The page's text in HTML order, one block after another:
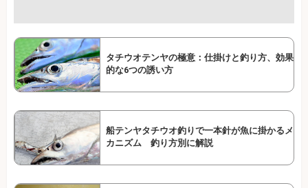
タチウオテンヤの極意：仕掛けと釣り方、効果
的な6つの誘い方
船テンヤタチウオ釣りで一本針が魚に掛かるメ
カニズム 釣り方別に解説